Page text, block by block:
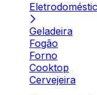
Geladeira
Fogão
Forno
Cooktop
Cervejeira